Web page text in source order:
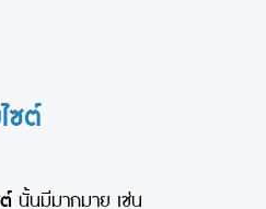
ซต์
นั้นมีมากมาย เช่น